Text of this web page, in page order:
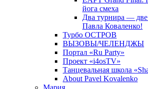
йога смеха
Два турнира —
Павла Коваленко!
Турбо ОСТРОВ
ВЫЗОВЫ/ЧЕЛЕНДЖЫ
Портал «Ru Party»
Проект «i4osTV»
Танцевальная школа
About Pavel Kovalenko
Мария